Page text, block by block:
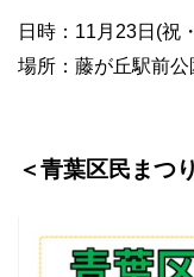
日時：11月23日(祝
場所：藤が丘駅前公
＜青葉区民まつ